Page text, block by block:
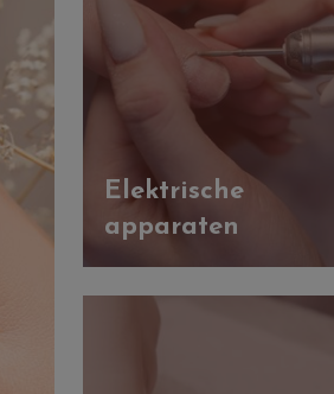
Elektrische
apparaten